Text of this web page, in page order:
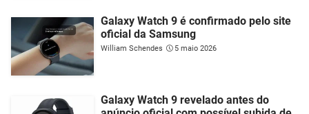
Galaxy Watch 9 é confirmado pelo site
oficial da Samsung
William Schendes 5 maio 2026
Galaxy Watch 9 revelado antes do